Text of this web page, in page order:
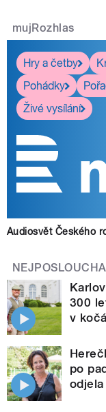
mujRozhlas
Hry a četby
Pohádky
Živé vysílání
Audiosvět Českého
300
v
po